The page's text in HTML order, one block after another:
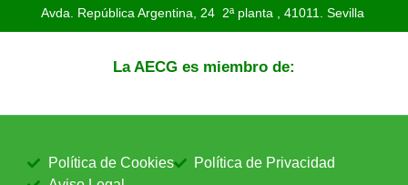
Avda. República Argentina, 24 2ª planta , 41011. Sevilla
La AECG es miembro de:
Política de Cookies
Política de Privacidad